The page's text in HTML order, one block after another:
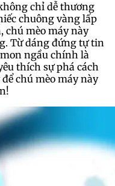
chỉ dễ thương
chuông vàng lấp
chú mèo máy này
Từ dáng đứng tự tin
ngầu chính là
thích sự phá cách
chú mèo máy này